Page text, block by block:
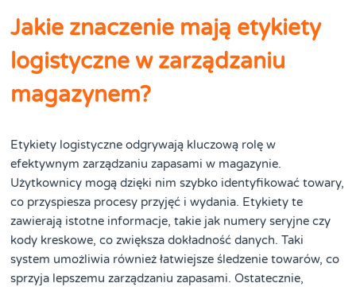
Jakie znaczenie mają etykiety
logistyczne w zarządzaniu
magazynem?
Etykiety logistyczne odgrywają kluczową rolę w
efektywnym zarządzaniu zapasami w magazynie.
Użytkownicy mogą dzięki nim szybko identyfikować towary,
co przyspiesza procesy przyjęć i wydania. Etykiety te
zawierają istotne informacje, takie jak numery seryjne czy
kody kreskowe, co zwiększa dokładność danych. Taki
system umożliwia również łatwiejsze śledzenie towarów, co
sprzyja lepszemu zarządzaniu zapasami. Ostatecznie,